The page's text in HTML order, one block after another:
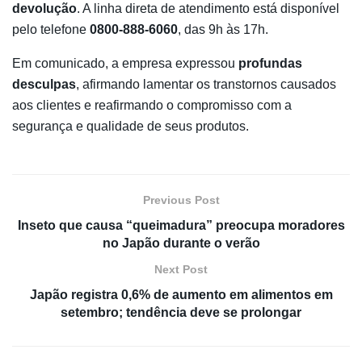
devolução. A linha direta de atendimento está disponível
pelo telefone 0800-888-6060, das 9h às 17h.
Em comunicado, a empresa expressou profundas
desculpas, afirmando lamentar os transtornos causados
aos clientes e reafirmando o compromisso com a
segurança e qualidade de seus produtos.
Previous Post
Inseto que causa “queimadura” preocupa moradores
no Japão durante o verão
Next Post
Japão registra 0,6% de aumento em alimentos em
setembro; tendência deve se prolongar